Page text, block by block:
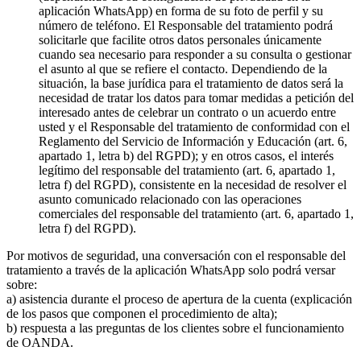
aplicación WhatsApp) en forma de su foto de perfil y su
número de teléfono. El Responsable del tratamiento podrá
solicitarle que facilite otros datos personales únicamente
cuando sea necesario para responder a su consulta o gestionar
el asunto al que se refiere el contacto. Dependiendo de la
situación, la base jurídica para el tratamiento de datos será la
necesidad de tratar los datos para tomar medidas a petición del
interesado antes de celebrar un contrato o un acuerdo entre
usted y el Responsable del tratamiento de conformidad con el
Reglamento del Servicio de Información y Educación (art. 6,
apartado 1, letra b) del RGPD); y en otros casos, el interés
legítimo del responsable del tratamiento (art. 6, apartado 1,
letra f) del RGPD), consistente en la necesidad de resolver el
asunto comunicado relacionado con las operaciones
comerciales del responsable del tratamiento (art. 6, apartado 1,
letra f) del RGPD).
Por motivos de seguridad, una conversación con el responsable del
tratamiento a través de la aplicación WhatsApp solo podrá versar
sobre:
a) asistencia durante el proceso de apertura de la cuenta (explicación
de los pasos que componen el procedimiento de alta);
b) respuesta a las preguntas de los clientes sobre el funcionamiento
de OANDA.